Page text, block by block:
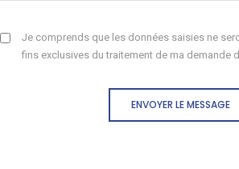
Je comprends que les données saisies ne
fins exclusives du traitement de ma demande
ENVOYER LE MESSAGE